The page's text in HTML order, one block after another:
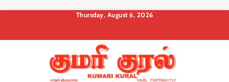
content
Thursday, August 6, 2026
Policy
Conditions
CheckoutCancel